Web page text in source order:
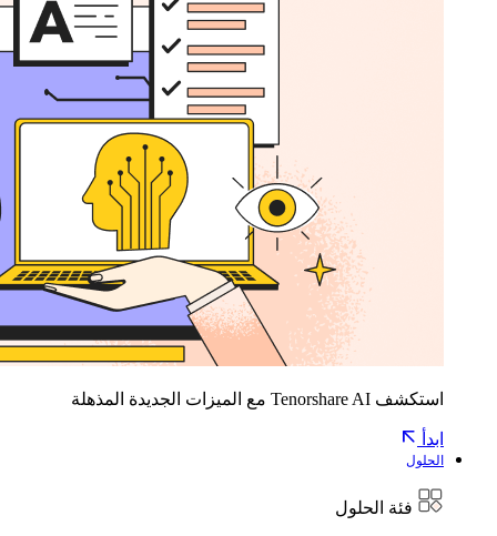
استكشف Tenorshare AI مع الميزات الجديدة المذهلة
ابدأ
الحلول
فئة الحلول